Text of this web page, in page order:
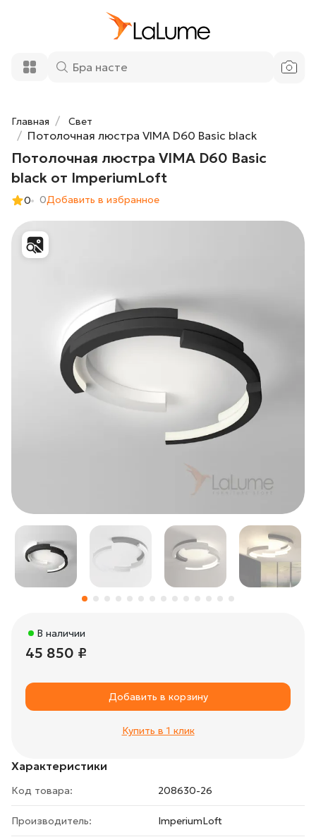
Главная Свет
Потолочная люстра VIMA D60 Basic black
Потолочная люстра VIMA D60 Basic
black от ImperiumLoft
0 0Добавить в избранное
Характеристики
Код товара: 208630-26
Производитель: ImperiumLoft
В наличии
45 850 ₽
Добавить в корзину
Купить в 1 клик
black от ImperiumLoft